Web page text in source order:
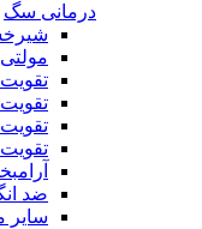
درمانی سگ
ضد
سایر